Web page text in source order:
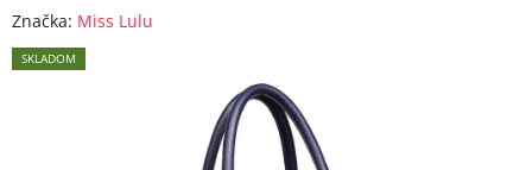
produktu
je
Značka: Miss Lulu
SKLADOM